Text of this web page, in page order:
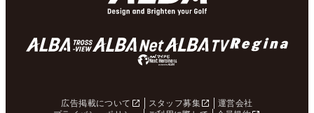
広告掲載について スタッフ募集
運営会社